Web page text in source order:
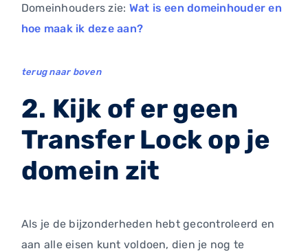
Domeinhouders zie: Wat is een domeinhouder en
hoe maak ik deze aan?
terug naar boven
2. Kijk of er geen
Transfer Lock op je
domein zit
Als je de bijzonderheden hebt gecontroleerd en
aan alle eisen kunt voldoen, dien je nog te